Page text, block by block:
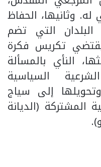
وثانيها، الحفاظ
التي تضم
تكريس فكرة
النأي بالمسألة
السياسية
وتحويلها إلى سياج
المشتركة (الديانة